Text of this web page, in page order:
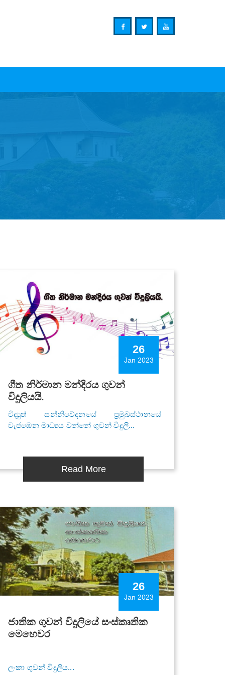
Ministry of Mass Media
26
Jan 2023
ගීත නිර්මාන මන්දිරය ගුවන්
විදුලියයි.
විද්‍යුත් සන්නිවේදනයේ ප්‍රමුඛස්ථානයේ
වැජඹෙන මාධ්‍යය වන්නේ ගුවන් විදුලි...
Read More
26
Jan 2023
ජාතික ගුවන් විදුලියේ සංස්කෘතික
මෙහෙවර
ලංකා ගුවන් විදුලිය...